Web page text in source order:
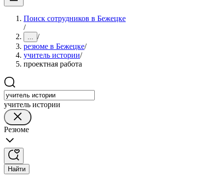
Поиск сотрудников в Бежецке
/
... /
резюме в Бежецке/
учитель истории/
проектная работа
учитель истории
Резюме
Найти